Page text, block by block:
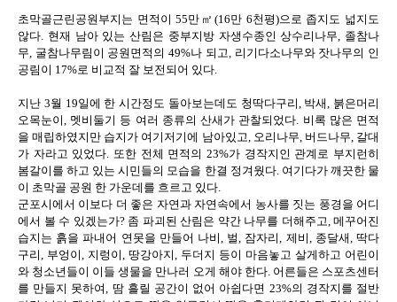
초막골근린공원부지는 면적이 55만㎡(16만 6천평)으로 좁지도 넓지도
않다. 현재 남아 있는 산림은 중부지방 자생수종인 상수리나무, 졸참나
무, 굴참나무림이 공원면적의 49%나 되고, 리기다소나무와 잣나무의 인
공림이 17%로 비교적 잘 보전되어 있다.
지난 3월 19일에 한 시간정도 돌아보는데도 청딱다구리, 박새, 붉은머리
오목눈이, 멧비둘기 등 여러 종류의 산새가 관찰되었다. 비록 많은 면적
을 매립하였지만 습지가 여기저기에 남아있고, 오리나무, 버드나무, 갈대
가 자라고 있었다. 또한 전체 면적의 23%가 경작지인 관계로 부지런히
봄갈이를 하고 있는 시민들의 모습을 한결 정겨웠다. 여기다가 깨끗한 물
이 초막골 공원 한 가운데를 흐르고 있다.
군포시에서 이보다 더 좋은 자연과 자연속에서 농사를 짓는 풍경을 어디
에서 볼 수 있겠는가? 좀 파괴된 산림은 약간 나무를 더해주고, 메꾸어진
습지는 흙을 파내어 연못을 만들어 나비, 벌, 잠자리, 제비, 종달새, 딱다
구리, 부엉이, 지렁이, 땅강아지, 두더지 등이 마음놓고 살게하고 어린이
와 청소년들이 이들 생물을 만나러 오게 해야 한다. 어른들은 스포츠센터
를 만들지 못하여, 땀 흘릴 공간이 없어 아쉽다면 23%의 경작지를 절반